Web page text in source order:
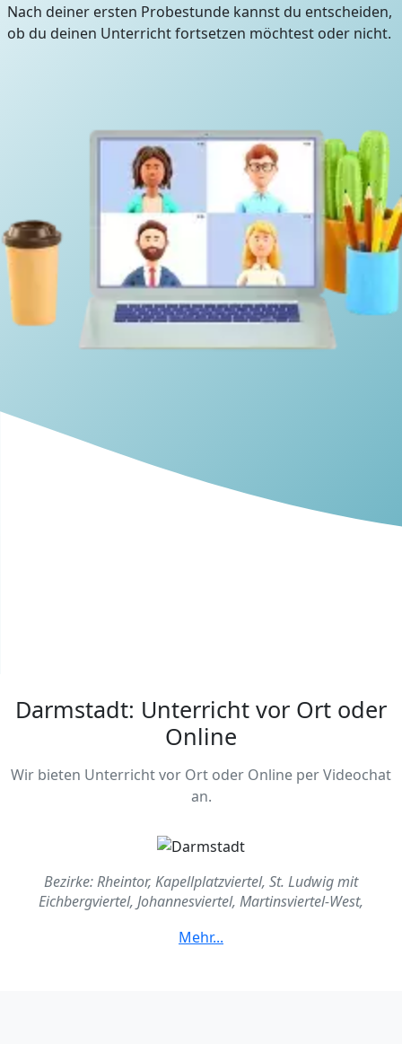
Nach deiner ersten Probestunde kannst du entscheiden,
ob du deinen Unterricht fortsetzen möchtest oder nicht.
Darmstadt: Unterricht vor Ort oder
Online
Wir bieten Unterricht vor Ort oder Online per Videochat
an.
Bezirke: Rheintor, Kapellplatzviertel, St. Ludwig mit
Eichbergviertel, Johannesviertel, Martinsviertel-West,
Ziegelbusch, Am Oberfeld, Mathildenhöhe, Woogsviertel, An